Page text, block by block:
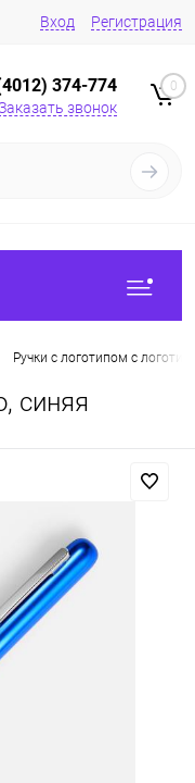
Вход Регистрация
374-774
звонок
0
Ручки с логотипом с
синяя